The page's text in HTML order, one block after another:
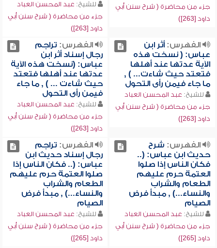
جزء من محاضرة ( شرح سنن أبي
داود [263])
للشيخ: عبد المحسن العباد
جزء من محاضرة ( شرح سنن أبي
داود [263])
الفهرس:أثر ابن
عباس: ( نسخت هذه
الآية عدتها عند أهلها
فتعتد حيث شاءت... ) ,
ما جاء فيمن رأى التحول
للشيخ: عبد المحسن العباد
جزء من محاضرة ( شرح سنن أبي
داود [263])
الفهرس: تراجم
رجال إسناد أثر ابن
عباس: (نسخت هذه الآية
عدتها عند أهلها فتعتد
حيث شاءت ... ) , ما جاء
فيمن رأى التحول
للشيخ: عبد المحسن العباد
جزء من محاضرة ( شرح سنن أبي
داود [263])
الفهرس: شرح
حديث ابن عباس: (..
فكان الناس إذا صلوا
العتمة حرم عليهم
الطعام والشراب
والنساء...) , مبدأ فرض
الصيام
للشيخ: عبد المحسن العباد
جزء من محاضرة ( شرح سنن أبي
داود [265])
الفهرس: تراجم
رجال إسناد حديث ابن
عباس: (.. فكان الناس إذا
صلوا العتمة حرم عليهم
الطعام والشراب
والنساء...) , مبدأ فرض
الصيام
للشيخ: عبد المحسن العباد
جزء من محاضرة ( شرح سنن أبي
داود [265])